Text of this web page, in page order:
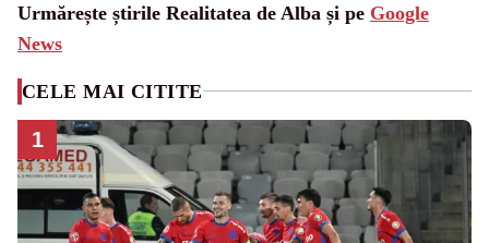
Urmărește știrile Realitatea de Alba și pe Google
News
CELE MAI CITITE
1